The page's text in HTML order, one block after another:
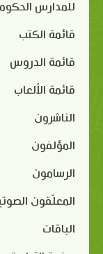
للمدارس
قائمة الكتب
قائمة الدروس
قائمة الألعاب
الناشرون
المؤلفون
الرسامون
المعلّقون
الباقات